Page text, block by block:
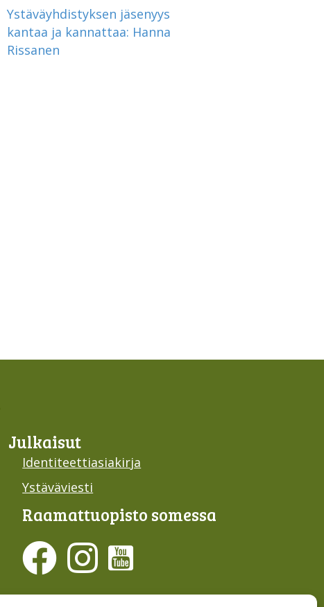
Ystäväyhdistyksen jäsenyys
kantaa ja kannattaa: Hanna
Rissanen
Julkaisut
Identiteettiasiakirja
Ystäväviesti
Raamattu­opisto somessa
Evästesuostumus